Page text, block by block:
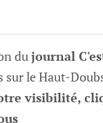
dujournal
sur le Haut-
visibilité,